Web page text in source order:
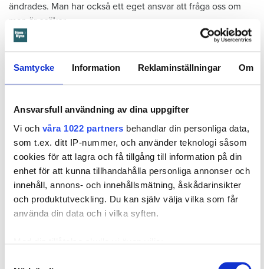
Samtycke Information Reklaminställningar Om
Ansvarsfull användning av dina uppgifter
Vi och våra 1022 partners behandlar din personliga data,
som t.ex. ditt IP-nummer, och använder teknologi såsom
cookies för att lagra och få tillgång till information på din
enhet för att kunna tillhandahålla personliga annonser och
innehåll, annons- och innehållsmätning, åskådarinsikter
och produktutveckling. Du kan själv välja vilka som får
använda din data och i vilka syften.
Med din tillåtelse skulle vi även vilja:
ändrades. Man har också ett eget ansvar att fråga oss om
man är osäker.
Så fort Cynthia kom hem kontaktade hon Skatteverket för
Stockholmshem för att förklara vad som hänt. Men det
räcker inte enligt Linn Bernhardsson.
Cynthia Ramos visade upp flygbiljetter för Stockholmshem när hon kom hem